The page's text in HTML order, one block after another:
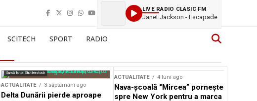
LIVE RADIO CLASIC FM
Janet Jackson - Escapade
SCITECH SPORT RADIO
Sursă foto: Shutterstock
ACTUALITATE 3 săptămâni ago
Delta Dunării pierde aproape
ACTUALITATE 4 luni ago
Nava-școală “Mircea” pornește
spre New York pentru a marca